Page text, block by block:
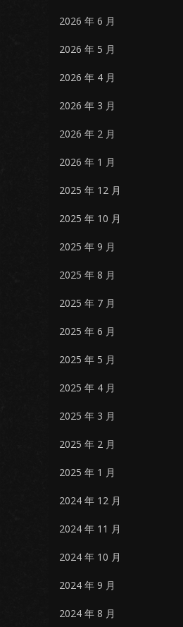
2026 年 6 月
2026 年 5 月
2026 年 4 月
2026 年 3 月
2026 年 2 月
2026 年 1 月
2025 年 12 月
2025 年 10 月
2025 年 9 月
2025 年 8 月
2025 年 7 月
2025 年 6 月
2025 年 5 月
2025 年 4 月
2025 年 3 月
2025 年 2 月
2025 年 1 月
2024 年 12 月
2024 年 11 月
2024 年 10 月
2024 年 9 月
2024 年 8 月